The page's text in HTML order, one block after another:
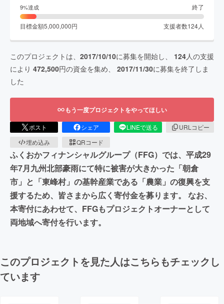
9%達成 終了
目標金額5,000,000円 支援者数124人
このプロジェクトは、 2017/10/10に募集を開始し、 124人の支援
により 472,500円の資金を集め、 2017/11/30に募集を終了しま
した
もう一度プロジェクトをやってほしい
ポスト シェア LINEで送る
URLコピー
埋め込み
QRコード
ふくおかフィナンシャルグループ（FFG）では、平成29
年7月九州北部豪雨にて特に被害が大きかった「朝倉
市」と「東峰村」の基幹産業である「農業」の復興を支
援するため、皆さまから広く寄付金を募ります。 なお、
本寄付にあわせて、FFGもプロジェクトオーナーとして
両地域へ寄付を行います。
このプロジェクトを見た人はこちらもチェックし
ています